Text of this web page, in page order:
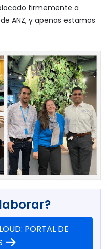
firmemente a
ANZ, y apenas estamos
PORTAL DE